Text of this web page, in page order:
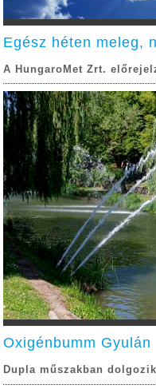
Egész héten meleg,
A HungaroMet Zrt.
Oxigénbumm Gyulán
Dupla műszakban